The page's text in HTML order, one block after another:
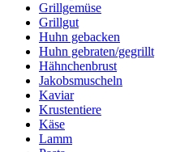
Grillgemüse
Grillgut
Huhn gebacken
Huhn gebraten/gegrillt
Hähnchenbrust
Jakobsmuscheln
Kaviar
Krustentiere
Käse
Lamm